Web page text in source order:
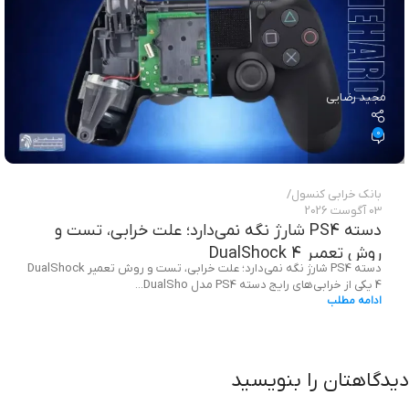
مجید رضایی
0
بانک خرابی‌ کنسول
03 آگوست 2026
دسته PS4 شارژ نگه نمی‌دارد؛ علت خرابی، تست و
روش تعمیر DualShock 4
دسته PS4 شارژ نگه نمی‌دارد؛ علت خرابی، تست و روش تعمیر DualShock
4 یکی از خرابی‌های رایج دسته PS4 مدل DualSho...
ادامه مطلب
دیدگاهتان را بنویسید